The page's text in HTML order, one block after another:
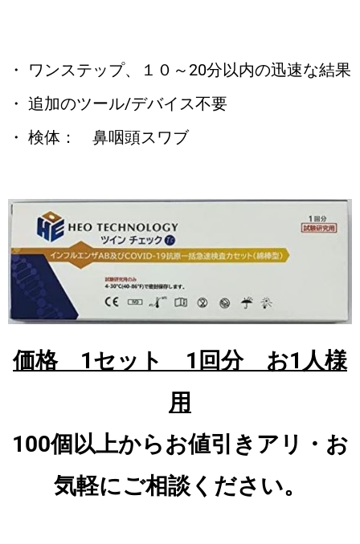
・ ワンステップ、１０～20分以内の迅速な結果
・ 追加のツール/デバイス不要
・ 検体： 鼻咽頭スワブ
価格 1セット 1回分 お1人様
用
100個以上からお値引きアリ・お
気軽にご相談ください。